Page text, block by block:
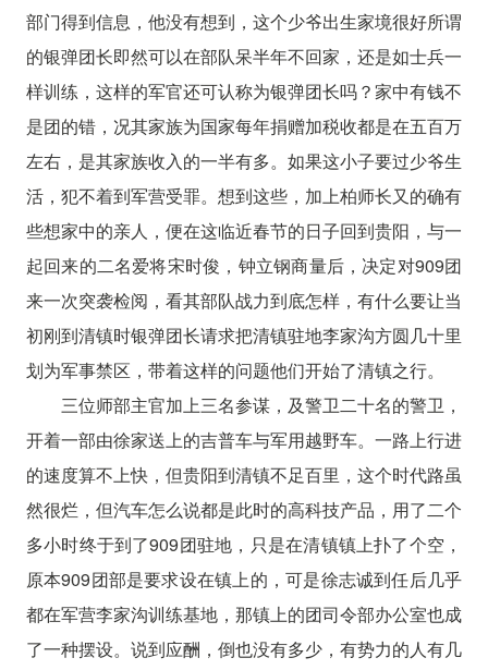
部门得到信息，他没有想到，这个少爷出生家境很好所谓
的银弹团长即然可以在部队呆半年不回家，还是如士兵一
样训练，这样的军官还可认称为银弹团长吗？家中有钱不
是团的错，况其家族为国家每年捐赠加税收都是在五百万
左右，是其家族收入的一半有多。如果这小子要过少爷生
活，犯不着到军营受罪。想到这些，加上柏师长又的确有
些想家中的亲人，便在这临近春节的日子回到贵阳，与一
起回来的二名爱将宋时俊，钟立钢商量后，决定对909团
来一次突袭检阅，看其部队战力到底怎样，有什么要让当
初刚到清镇时银弹团长请求把清镇驻地李家沟方圆几十里
划为军事禁区，带着这样的问题他们开始了清镇之行。
三位师部主官加上三名参谋，及警卫二十名的警卫，
开着一部由徐家送上的吉普车与军用越野车。一路上行进
的速度算不上快，但贵阳到清镇不足百里，这个时代路虽
然很烂，但汽车怎么说都是此时的高科技产品，用了二个
多小时终于到了909团驻地，只是在清镇镇上扑了个空，
原本909团部是要求设在镇上的，可是徐志诚到任后几乎
都在军营李家沟训练基地，那镇上的团司令部办公室也成
了一种摆设。说到应酬，倒也没有多少，有势力的人有几